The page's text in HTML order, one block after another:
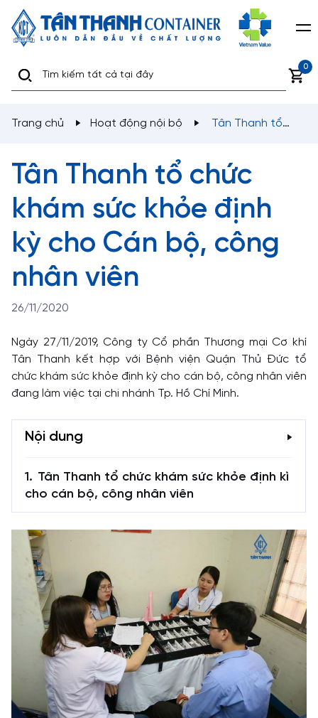
0
Trang chủ Hoạt động nội bộ
Tân Thanh tổ chức
khám sức khỏe định
kỳ cho Cán bộ, công
nhân viên
26/11/2020
Ngày 27/11/2019, Công ty Cổ phần Thương mại Cơ khí
Tân Thanh kết hợp với Bệnh viện Quận Thủ Đức tổ
chức khám sức khỏe định kỳ cho cán bộ, công nhân viên
đang làm việc tại chi nhánh Tp. Hồ Chí Minh.
Nội dung
Tân Thanh tổ chức khám sức khỏe định kì
cho cán bộ, công nhân viên